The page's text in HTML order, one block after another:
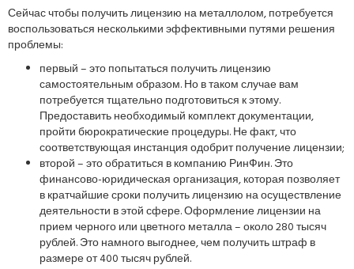
Сейчас чтобы получить лицензию на металлолом, потребуется
воспользоваться несколькими эффективными путями решения
проблемы:
первый – это попытаться получить лицензию
самостоятельным образом. Но в таком случае вам
потребуется тщательно подготовиться к этому.
Предоставить необходимый комплект документации,
пройти бюрократические процедуры. Не факт, что
соответствующая инстанция одобрит получение лицензии;
второй – это обратиться в компанию РинФин. Это
финансово-юридическая организация, которая позволяет
в кратчайшие сроки получить лицензию на осуществление
деятельности в этой сфере. Оформление лицензии на
прием черного или цветного металла – около 280 тысяч
рублей. Это намного выгоднее, чем получить штраф в
размере от 400 тысяч рублей.